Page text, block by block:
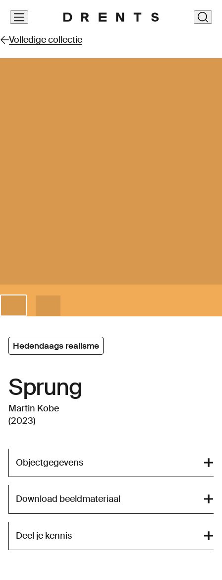
Navigatie
Volledige collectie
Hedendaags realisme
Sprung
Martin Kobe
(2023)
Objectgegevens
Download beeldmateriaal
Deel je kennis